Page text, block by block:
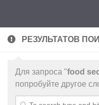
АрхивРЕЗУЛЬТАТОВ
Для запроса "food
попробуйте другое